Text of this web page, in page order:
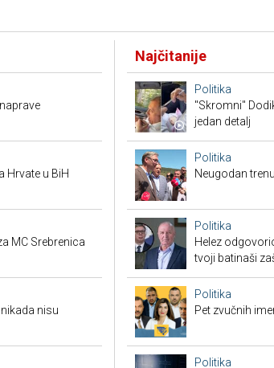
Hrvate u BiH
MC Srebrenica
nisu
Najčitanije
Politika
"Skromni"
jedan detalj
Politika
Neugodan
Politika
Helez
tvoji batinaši
Politika
Pet zvučnih
Politika